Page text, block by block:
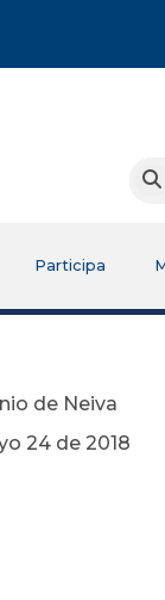
Participa
de Neiva